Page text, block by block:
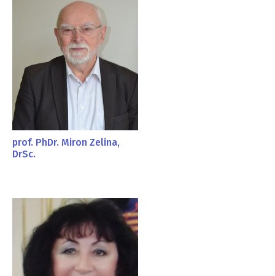
prof. PhDr. Miron Zelina,
DrSc.